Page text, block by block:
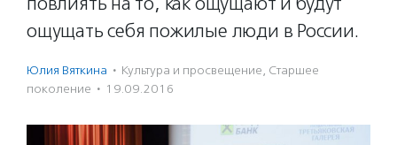
ощущать себя пожилые люди в России.
Юлия Вяткина · Культура и просвещение, Старшее
поколение · 19.09.2016